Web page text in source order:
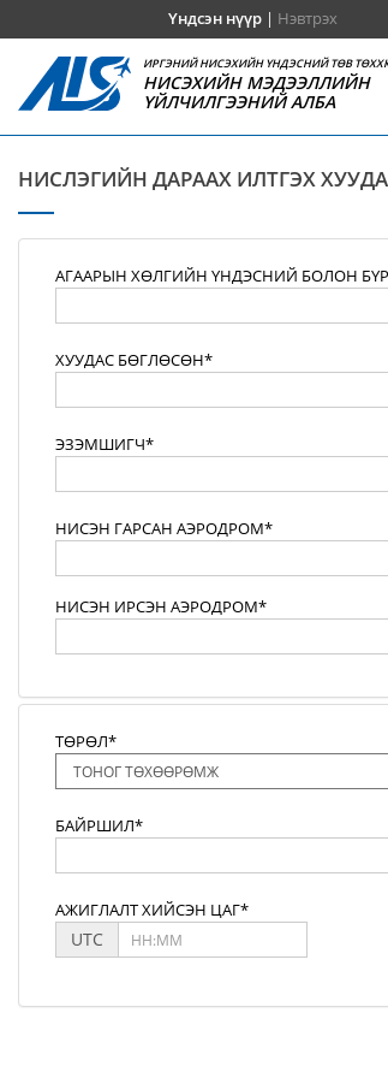
Үндсэн нүүр| Нэвтрэх
ИРГЭНИЙ НИСЭХИЙН ҮНДЭСНИЙ ТӨВ
НИСЭХИЙН МЭДЭЭЛЛИЙН
ҮЙЛЧИЛГЭЭНИЙ АЛБА
НИСЛЭГИЙН ДАРААХ ИЛТГЭХ
АГААРЫН ХӨЛГИЙН ҮНДЭСНИЙ БОЛОН
ХУУДАС БӨГЛӨСӨН*
ЭЗЭМШИГЧ*
НИСЭН ГАРСАН АЭРОДРОМ*
НИСЭН ИРСЭН АЭРОДРОМ*
ТӨРӨЛ*
БАЙРШИЛ*
АЖИГЛАЛТ ХИЙСЭН ЦАГ*
UTC